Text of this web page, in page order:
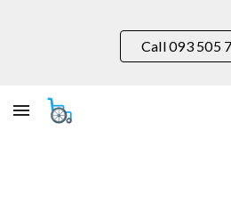
Skip to main content
Call 093 505